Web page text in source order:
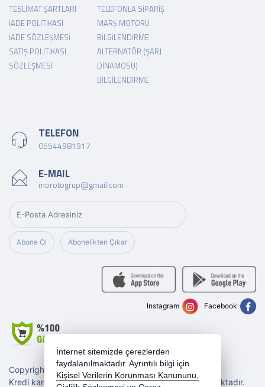
TESLIMAT ŞARTLARI
İADE POLITIKASI
İADE SÖZLEŞMESI
SATIŞ POLITIKASI
SÖZLEŞMESI
TELEFONLA SIPARIŞ
MARŞ MOTORU
BILGILENDIRME
ALTERNATÖR (ŞARJ
DINAMOSU)
BILGILENDIRME
TELEFON
05544981917
E-MAIL
morotogrup@gmail.com
Abone Ol Abonelikten Çıkar
Copyright 2026 morotogrup.com - Tüm hakları saklıdır.
Kredi kartı bilgileriniz 256bit SSL sertifikası ile korunmaktadır.
Facebook
Instagram
İnternet sitemizde çerezlerden
faydalanılmaktadır. Ayrıntılı bilgi için
Kişisel Verilerin Korunması Kanununu,